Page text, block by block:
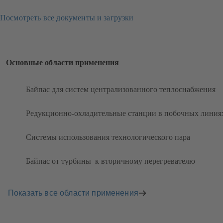
Посмотреть все документы и загрузки
Основные области применения
Байпас для систем централизованного теплоснабжения
​Редукционно-охладительные станции в побочных
Системы использования технологического пара
Байпас от турбины ​ к вторичному перегревателю​
Показать все области применения